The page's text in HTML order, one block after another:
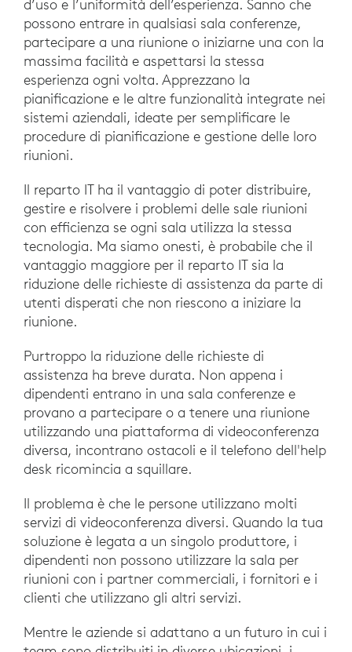
d’uso e l’uniformità dell’esperienza. Sanno che
possono entrare in qualsiasi sala conferenze,
partecipare a una riunione o iniziarne una con la
massima facilità e aspettarsi la stessa
esperienza ogni volta. Apprezzano la
pianificazione e le altre funzionalità integrate nei
sistemi aziendali, ideate per semplificare le
procedure di pianificazione e gestione delle loro
riunioni.
Il reparto IT ha il vantaggio di poter distribuire,
gestire e risolvere i problemi delle sale riunioni
con efficienza se ogni sala utilizza la stessa
tecnologia. Ma siamo onesti, è probabile che il
vantaggio maggiore per il reparto IT sia la
riduzione delle richieste di assistenza da parte di
utenti disperati che non riescono a iniziare la
riunione.
Purtroppo la riduzione delle richieste di
assistenza ha breve durata. Non appena i
dipendenti entrano in una sala conferenze e
provano a partecipare o a tenere una riunione
utilizzando una piattaforma di videoconferenza
diversa, incontrano ostacoli e il telefono dell'help
desk ricomincia a squillare.
Il problema è che le persone utilizzano molti
servizi di videoconferenza diversi. Quando la tua
soluzione è legata a un singolo produttore, i
dipendenti non possono utilizzare la sala per
riunioni con i partner commerciali, i fornitori e i
clienti che utilizzano gli altri servizi.
Mentre le aziende si adattano a un futuro in cui i